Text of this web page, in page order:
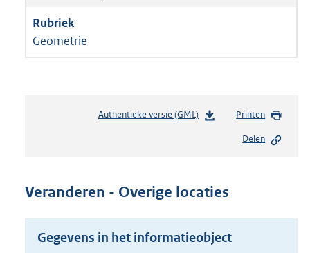
Geometrie
Authentieke versie (GML)b
n
s
r
Printen
Delen
Veranderen - Overige locaties
Gegevens in het informatieobject